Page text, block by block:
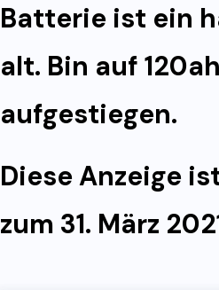
Batterie ist ein
alt. Bin auf 120ah
aufgestiegen.
Diese Anzeige
zum 31. März